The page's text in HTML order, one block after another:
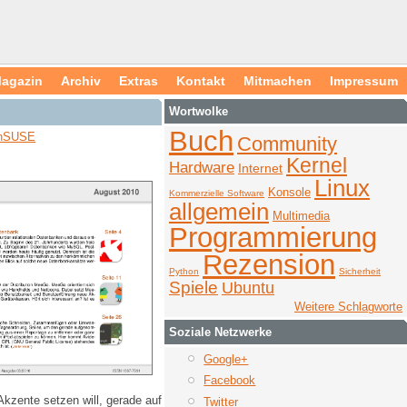
Archiv Extras Kontakt Mitmachen Impressum
setzen will, gerade auf
Wortwolke
Buch Community
Hardware Internet Kernel
Kommerzielle Software Konsole Linux
allgemein Multimedia
Programmierung
Python Rezension Sicherheit
Spiele Ubuntu
Weitere Schlagworte
Soziale Netzwerke
Google+
Facebook
Twitter